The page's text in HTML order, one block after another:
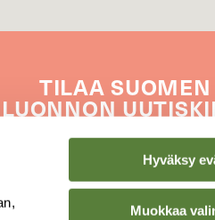
Hyväksy
Muokkaa
TILAASUOMEN
LUONNON